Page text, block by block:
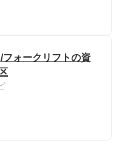
ォークリフトの資